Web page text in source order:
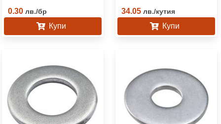
0.30 лв./бр
Купи
34.05 лв./кутия
Купи